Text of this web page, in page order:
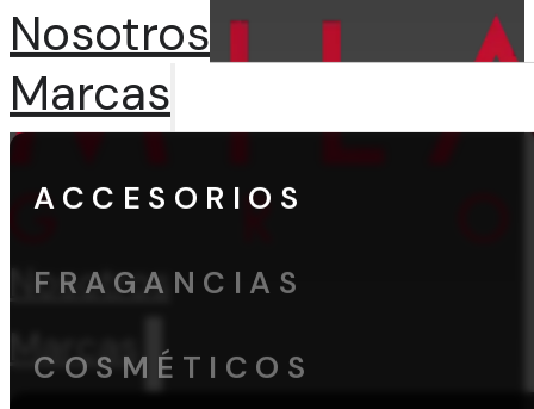
Nosotros
Marcas
Nosotros
Marcas
ACCESORIOS
FRAGANCIAS
COSMÉTICOS